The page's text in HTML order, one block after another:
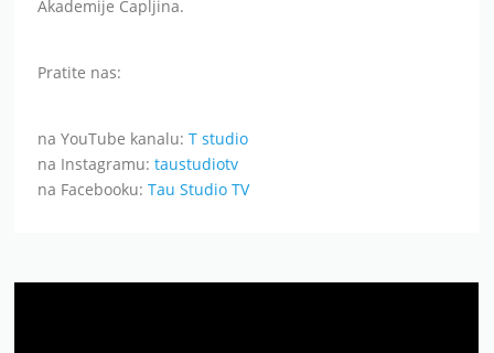
Akademije Čapljina.
Pratite nas:
na YouTube kanalu:T studio
na Instagramu:taustudiotv
na Facebooku:Tau Studio TV